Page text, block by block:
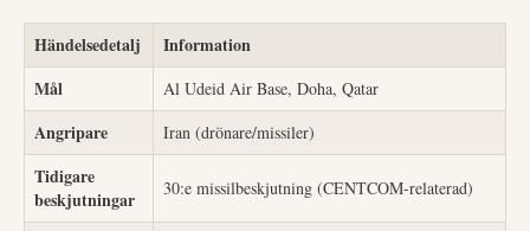
Händelsedetalj
Information
Mål
Al Udeid Air Base, Doha, Qatar
Angripare Iran (drönare/missiler)
Tidigare
beskjutningar
30:e missilbeskjutning (CENTCOM-relaterad)